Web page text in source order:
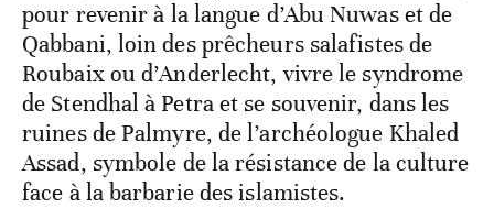
pour revenir à la langue d’Abu Nuwas et de
Qabbani, loin des prêcheurs salafistes de
Roubaix ou d’Anderlecht, vivre le syndrome
de Stendhal à Petra et se souvenir, dans les
ruines de Palmyre, de l’archéologue Khaled
Assad, symbole de la résistance de la culture
face à la barbarie des islamistes.